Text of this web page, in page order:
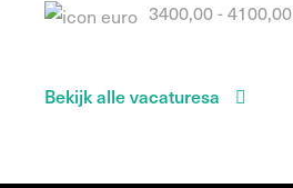
3400,00 - 4100,00
Bekijk alle vacaturesa